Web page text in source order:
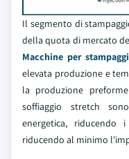
Il segmento di
della quota di mercato
Macchine per
elevata produzione e
la produzione
soffiaggio stretch
energetica, riducendo
riducendo al minimo